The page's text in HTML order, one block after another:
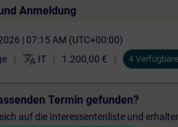
Anmeldung
| 07:15 AM (UTC+00:00)
translate IT 1.200,00 € 4
Termin gefunden?
auf die Interessentenliste und